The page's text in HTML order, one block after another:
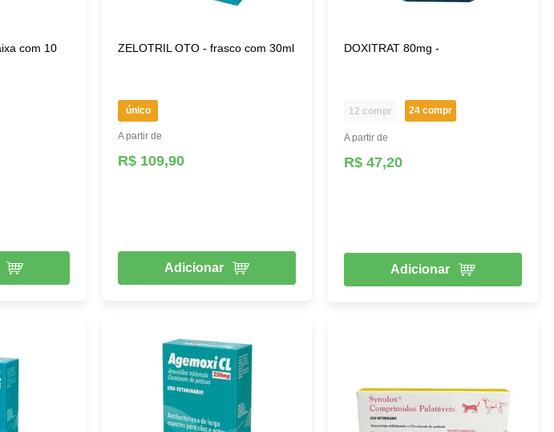
com 10
ZELOTRIL OTO - frasco com 30ml
único
A partir de
R$ 109,90
Adicionar
DOXITRAT 80mg -
12 compr 24 compr
A partir de
R$ 47,20
Adicionar